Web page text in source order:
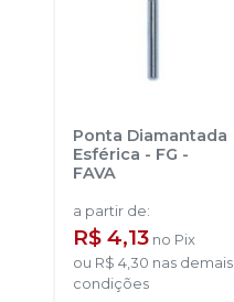
Ponta Diamantada
Esférica - FG -
FAVA
a partir de:
R$ 4,13 no Pix
ou R$ 4,30 nas demais
condições